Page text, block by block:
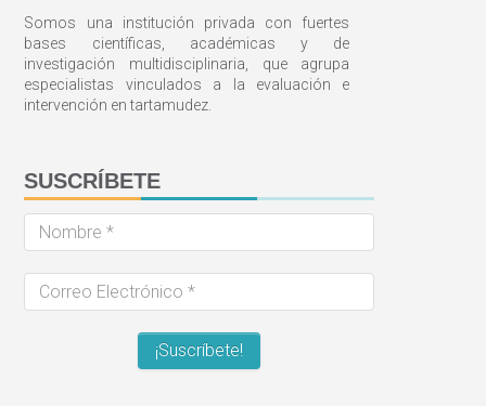
Somos una institución privada con fuertes
bases científicas, académicas y de
investigación multidisciplinaria, que agrupa
especialistas vinculados a la evaluación e
intervención en tartamudez.
SUSCRÍBETE